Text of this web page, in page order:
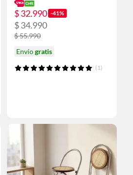
$ 32.990 -41%
$ 34.990
$ 55.990
Envíogratis
(1)